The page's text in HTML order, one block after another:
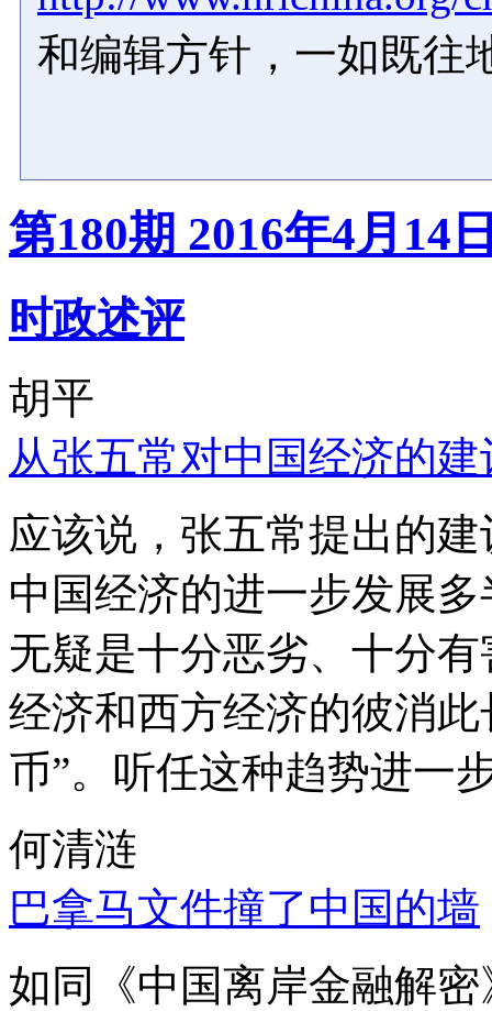
和编辑方针，一如既往
第180期 2016年4月14
时政述评
胡平
从张五常对中国经济的
应该说，张五常提出的
中国经济的进一步发展
无疑是十分恶劣、十分
经济和西方经济的彼消
币”。听任这种趋势进一
何清涟
巴拿马文件撞了中国的墙
如同《中国离岸金融解